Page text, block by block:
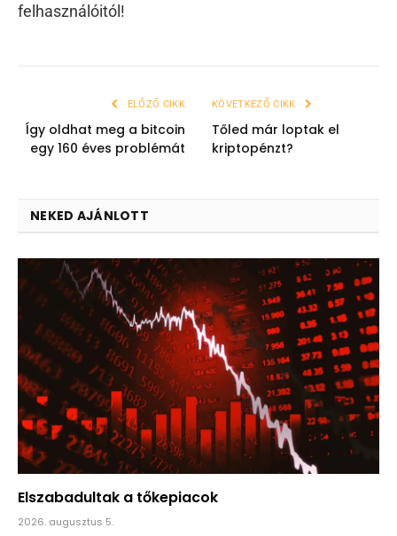
felhasználóitól!
ELŐZŐ CIKK
Így oldhat meg a bitcoin
egy 160 éves problémát
KÖVETKEZŐ CIKK
Tőled már loptak el
kriptopénzt?
NEKED AJÁNLOTT
Elszabadultak a tőkepiacok
2026. augusztus 5.